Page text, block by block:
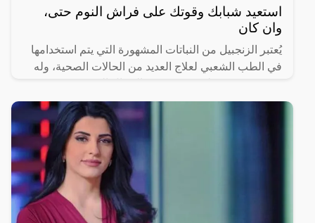
استعيد شبابك وقوتك على فراش النوم حتى،
وان كان
يُعتبر الزنجبيل من النباتات المشهورة التي يتم استخدامها
في الطب الشعبي لعلاج العديد من الحالات الصحية، وله